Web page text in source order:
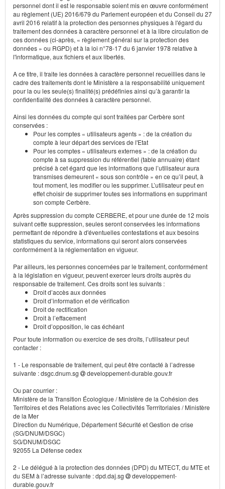
personnel dont il est le responsable soient mis en œuvre conformément
au règlement (UE) 2016/679 du Parlement européen et du Conseil du 27
avril 2016 relatif à la protection des personnes physiques à l'égard du
traitement des données à caractère personnel et à la libre circulation de
ces données (ci-après, « règlement général sur la protection des
données » ou RGPD) et à la loi n°78-17 du 6 janvier 1978 relative à
l'informatique, aux fichiers et aux libertés.
A ce titre, il traite les données à caractère personnel recueillies dans le
cadre des traitements dont le Ministère a la responsabilité uniquement
pour la ou les seule(s) finalité(s) prédéfinies ainsi qu’à garantir la
confidentialité des données à caractère personnel.
Ainsi les données du compte qui sont traitées par Cerbère sont
conservées :
Pour les comptes « utilisateurs agents » : de la création du
compte à leur départ des services de l'Etat
Pour les comptes « utilisateurs externes » : de la création du
compte à sa suppression du référentiel (table annuaire) étant
précisé à cet égard que les informations que l’utilisateur aura
transmises demeurent « sous son contrôle » en ce qu’il peut, à
tout moment, les modifier ou les supprimer. L’utilisateur peut en
effet choisir de supprimer toutes ses informations en supprimant
son compte Cerbère.
Après suppression du compte CERBERE, et pour une durée de 12 mois
suivant cette suppression, seules seront conservées les informations
permettant de répondre à d'éventuelles contestations et aux besoins
statistiques du service, informations qui seront alors conservées
conformément à la réglementation en vigueur.
Par ailleurs, les personnes concernées par le traitement, conformément
à la législation en vigueur, peuvent exercer leurs droits auprès du
responsable de traitement. Ces droits sont les suivants :
Droit d’accès aux données
Droit d’information et de vérification
Droit de rectification
Droit à l’effacement
Droit d’opposition, le cas échéant
Pour toute information ou exercice de ses droits, l’utilisateur peut
contacter :
1 - Le responsable de traitement, qui peut être contacté à l’adresse
suivante : dsgc.dnum.sg
developpement-durable.gouv.fr
Ou par courrier :
Ministère de la Transition Écologique / Ministère de la Cohésion des
Territoires et des Relations avec les Collectivités Terrritoriales / Ministère
de la Mer
Direction du Numérique, Département Sécurité et Gestion de crise
(SG/DNUM/DSGC)
SG/DNUM/DSGC
92055 La Défense cedex
2 - Le délégué à la protection des données (DPD) du MTECT, du MTE et
du SEM à l’adresse suivante : dpd.daj.sg
developpement-
durable.gouv.fr